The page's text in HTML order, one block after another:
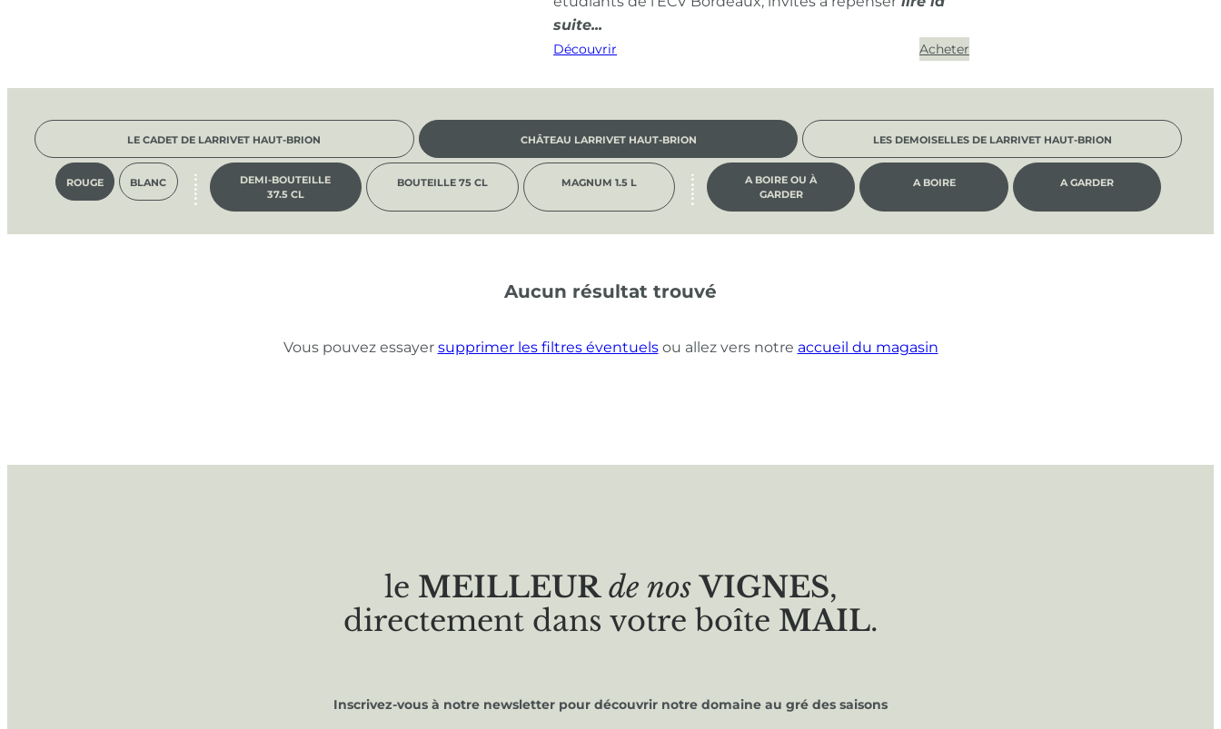
Découvrir Acheter
LE CADET DE LARRIVET HAUT-BRION CHÂTEAU LARRIVET HAUT-BRION LES DEMOISELLES DE LARRIVET HAUT-BRION
ROUGE BLANC
DEMI-BOUTEILLE
37.5 CL
BOUTEILLE 75 CL MAGNUM 1.5 L
A BOIRE OU À
GARDER
A BOIRE A GARDER
Aucun résultat trouvé
Vous pouvez essayer supprimer les filtres éventuelsou allez vers notre accueil du magasin
le MEILLEUR de nos VIGNES,
directement dans votre boîte MAIL.
Inscrivez-vous à notre newsletter pour découvrir notre domaine au gré des saisons